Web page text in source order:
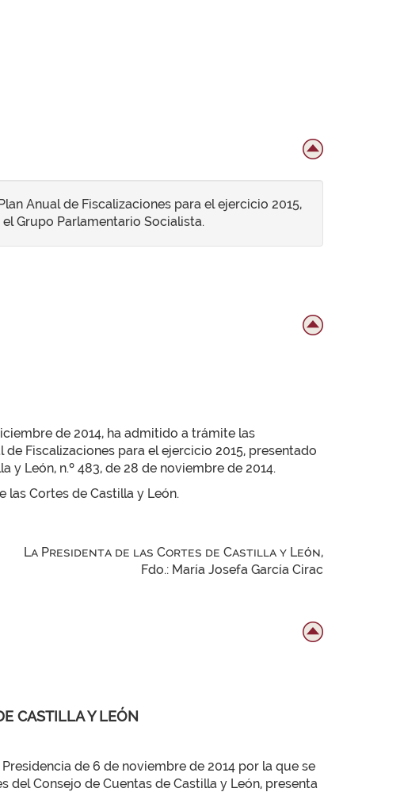
Anual de Fiscalizaciones para el ejercicio 2015,
Grupo Parlamentario Socialista.
de 2014, ha admitido a trámite las
Fiscalizaciones para el ejercicio 2015, presentado
y León, n.º 483, de 28 de noviembre de 2014.
Cortes de Castilla y León.
La Presidenta de las Cortes de Castilla y León,
Fdo.: María Josefa García Cirac
CASTILLA Y LEÓN
de 6 de noviembre de 2014 por la que se
Consejo de Cuentas de Castilla y León, presenta